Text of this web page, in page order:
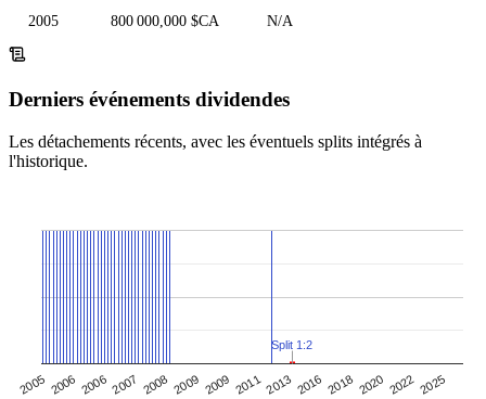
2005 800 000,000 $CA N/A
Derniers événements dividendes
Les détachements récents, avec les éventuels splits intégrés à
l'historique.
2005 2006 2006 2007 2008 2009 2009 20112013 2016 2018 2020 2022 2025
Split 1:2